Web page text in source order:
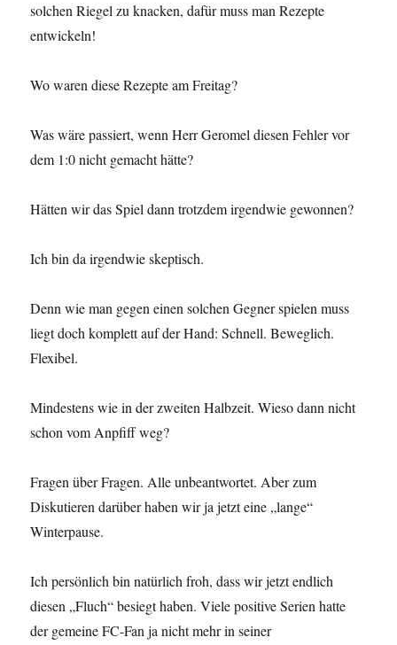
solchen Riegel zu knacken, dafür muss man Rezepte
entwickeln!
Wo waren diese Rezepte am Freitag?
Was wäre passiert, wenn Herr Geromel diesen Fehler vor
dem 1:0 nicht gemacht hätte?
Hätten wir das Spiel dann trotzdem irgendwie gewonnen?
Ich bin da irgendwie skeptisch.
Denn wie man gegen einen solchen Gegner spielen muss
liegt doch komplett auf der Hand: Schnell. Beweglich.
Flexibel.
Mindestens wie in der zweiten Halbzeit. Wieso dann nicht
schon vom Anpfiff weg?
Fragen über Fragen. Alle unbeantwortet. Aber zum
Diskutieren darüber haben wir ja jetzt eine „lange“
Winterpause.
Ich persönlich bin natürlich froh, dass wir jetzt endlich
diesen „Fluch“ besiegt haben. Viele positive Serien hatte
der gemeine FC-Fan ja nicht mehr in seiner